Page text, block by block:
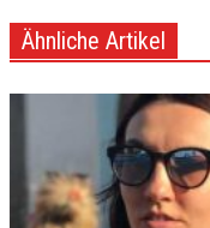
Ähnliche Artikel